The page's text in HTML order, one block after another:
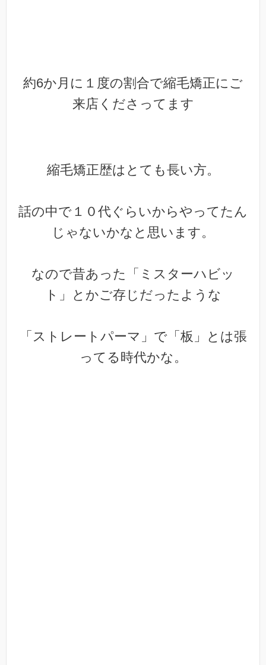
約6か月に１度の割合で縮毛矯正にご
来店くださってます
縮毛矯正歴はとても長い方。
話の中で１０代ぐらいからやってたん
じゃないかなと思います。
なので昔あった「ミスターハビッ
ト」とかご存じだったような
「ストレートパーマ」で「板」とは張
ってる時代かな。